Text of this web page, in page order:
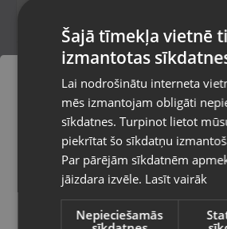
Cubot KingKong 5 32GB
Madona, Saules iela 6a
Stāvoklis Lietots (Garantija 6 mēneši)
90.00€
/mēn.
Pasūtījumi tiks
izvēlēto valsti
Vietnes saturs būs attēlots
valodā
Šajā tīmekļa vietnē
izmantotas
Lai nodrošinātu interneta
mēs izmantojam obligāti
sīkdatnes. Turpinot lietot
piekrītat šo sīkdatņu
Par pārējām sīkdatnēm
jāizdara izvēle. Lasīt vairāk
Nepieciešamās